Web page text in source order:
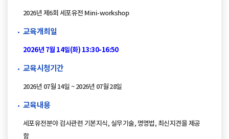
2026년 제6회 세포유전 Mini-workshop
교육개최일
2026년 7월 14일(화) 13:30-16:50
교육시청기간
2026년 07월 14일 ~ 2026년 07월 28일
교육내용
세포유전분야 검사관련 기본지식, 실무기술, 명명법, 최신지견을 제공
함